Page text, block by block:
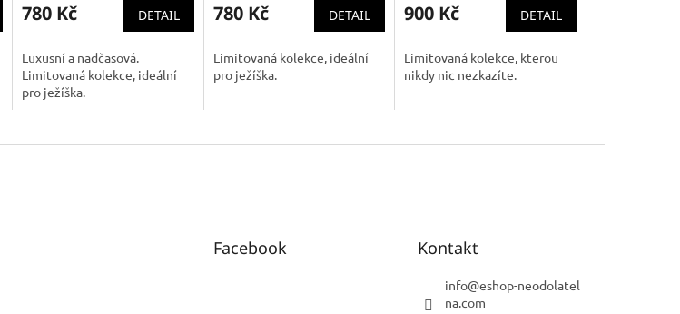
780 Kč DETAIL
Luxusní a nadčasová.
Limitovaná kolekce, ideální
pro ježíška.
780 Kč DETAIL
Limitovaná kolekce, ideální
pro ježíška.
900 Kč DETAIL
Limitovaná kolekce, kterou
nikdy nic nezkazíte.
Facebook Kontakt
info@eshop-neodolatel
na.com